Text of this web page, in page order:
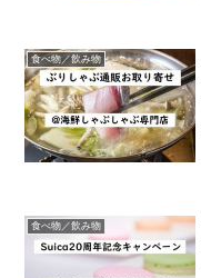
食べ物／飲み物
食べ物／飲み物